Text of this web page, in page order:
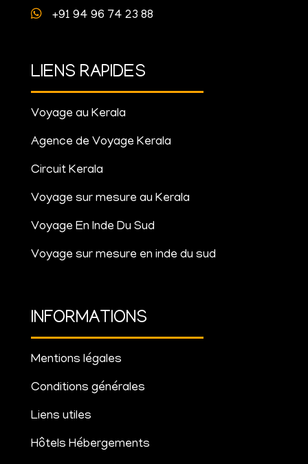
+91 94 96 74 23 88
LIENS RAPIDES
Voyage au Kerala
Agence de Voyage Kerala
Circuit Kerala
Voyage sur mesure au Kerala
Voyage En Inde Du Sud
Voyage sur mesure en inde du sud
INFORMATIONS
Mentions légales
Conditions générales
Liens utiles
Hôtels Hébergements